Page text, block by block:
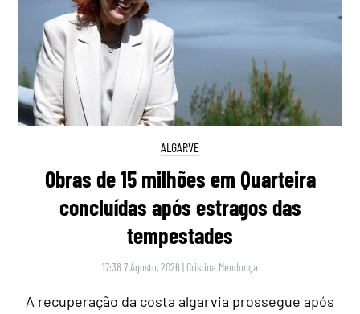
ALGARVE
Obras de 15 milhões em Quarteira
concluídas após estragos das
tempestades
17:38 7 Agosto, 2026 | Cristina Mendonça
A recuperação da costa algarvia prossegue após